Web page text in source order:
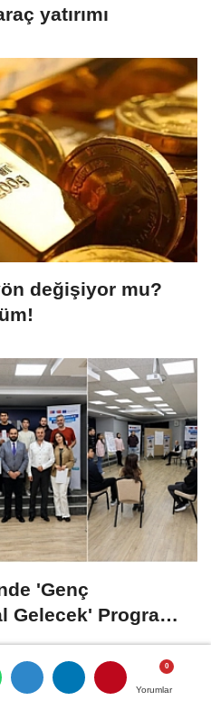
Yorumlar
Yorumlar
yatırımı
değişiyor mu?
'Genç
Programı